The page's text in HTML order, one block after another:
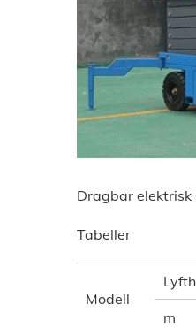
Dragbar
Tabeller
Modell
m